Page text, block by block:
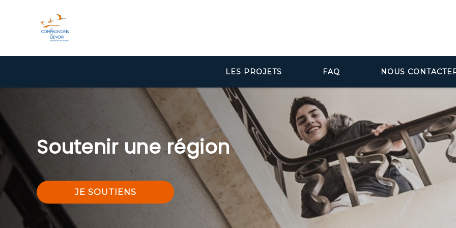
LES PROJETS FAQ NOUS
Soutenir une région
JE SOUTIENS